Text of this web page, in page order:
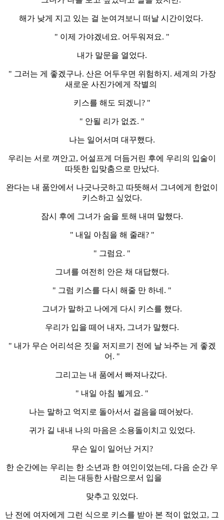
해가 낮게 지고 있는 걸 눈여겨보니 떠날 시간이었다.
" 이제 가야겠네요. 어두워져요. "
내가 말문을 열었다.
" 그러는 게 좋겠구나. 산은 어두우면 위험하지. 세계의 가장
새로운 사진가에게 작별의
키스를 해도 되겠니? "
" 안될 리가 없죠. "
나는 일어서며 대꾸했다.
우리는 서로 껴안고, 어설프게 더듬거린 후에 우리의 입술이
따뜻한 입맞춤으로 만났다.
완다는 내 품안에서 나긋나긋하고 따뜻해서 그녀에게 한없이
키스하고 싶었다.
잠시 후에 그녀가 숨을 토해 내며 말했다.
" 내일 아침을 해 줄래? "
" 그럼요. "
그녀를 여전히 안은 채 대답했다.
" 그럼 키스를 다시 해줄 만 하네. "
그녀가 말하고 나에게 다시 키스를 했다.
우리가 입을 떼어 내자, 그녀가 말했다.
" 내가 무슨 어리석은 짓을 저지르기 전에 날 놔주는 게 좋겠
어. "
그리고는 내 품에서 빠져나갔다.
" 내일 아침 뵐게요. "
나는 말하고 억지로 돌아서서 걸음을 떼어놨다.
귀가 길 내내 나의 마음은 소용돌이치고 있었다.
무슨 일이 일어난 거지?
한 순간에는 우리는 한 소년과 한 여인이었는데, 다음 순간 우
리는 대등한 사람으로서 입을
맞추고 있었다.
난 전에 여자에게 그런 식으로 키스를 받아 본 적이 없었고, 그